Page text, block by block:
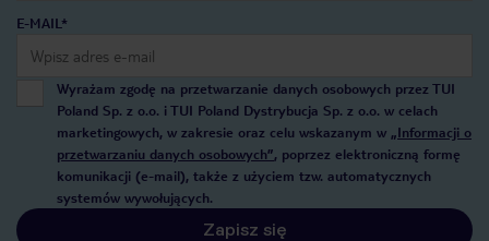
E-MAIL*
Wyrażam zgodę na przetwarzanie danych osobowych przez TUI
Poland Sp. z o.o. i TUI Poland Dystrybucja Sp. z o.o. w celach
marketingowych, w zakresie oraz celu wskazanym w „Informacji o
przetwarzaniu danych osobowych”, poprzez elektroniczną formę
komunikacji (e-mail), także z użyciem tzw. automatycznych
systemów wywołujących.
Zapisz się